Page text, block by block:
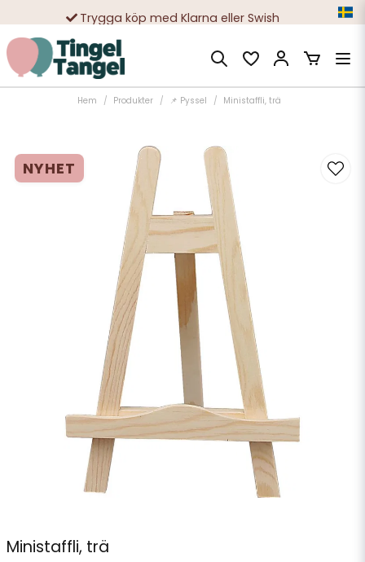
Trygga köp med Klarna eller Swish
10 000-tals nöjda kunder
Hem Produkter 📌 Pyssel Ministaffli, trä
NYHET
Ministaffli, trä